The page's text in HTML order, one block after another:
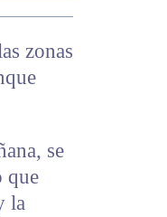
zonas
se
que
la